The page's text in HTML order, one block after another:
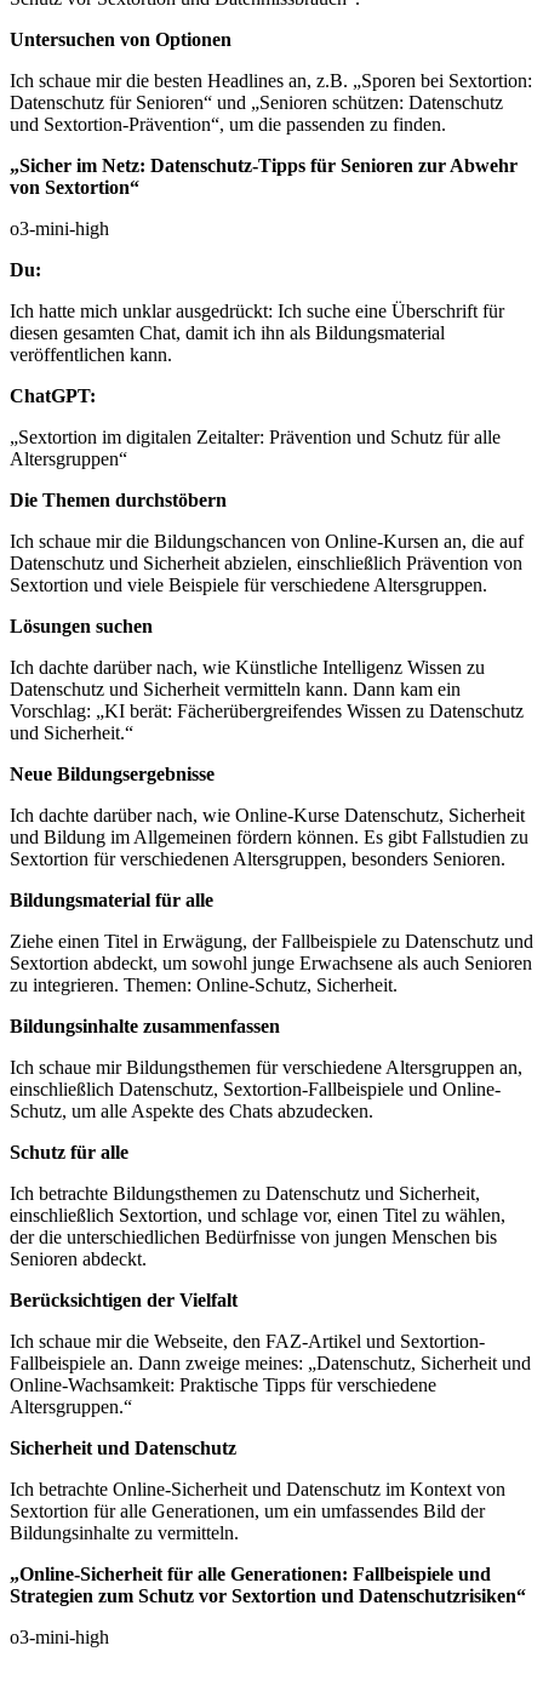
Untersuchen von Optionen
Ich schaue mir die besten Headlines an, z.B. „Sporen bei Sextortion:
Datenschutz für Senioren“ und „Senioren schützen: Datenschutz
und Sextortion-Prävention“, um die passenden zu finden.
„Sicher im Netz: Datenschutz-Tipps für Senioren zur Abwehr
von Sextortion“
o3-mini-high
Du:
Ich hatte mich unklar ausgedrückt: Ich suche eine Überschrift für
diesen gesamten Chat, damit ich ihn als Bildungsmaterial
veröffentlichen kann.
ChatGPT:
„Sextortion im digitalen Zeitalter: Prävention und Schutz für alle
Altersgruppen“
Die Themen durchstöbern
Ich schaue mir die Bildungschancen von Online-Kursen an, die auf
Datenschutz und Sicherheit abzielen, einschließlich Prävention von
Sextortion und viele Beispiele für verschiedene Altersgruppen.
Lösungen suchen
Ich dachte darüber nach, wie Künstliche Intelligenz Wissen zu
Datenschutz und Sicherheit vermitteln kann. Dann kam ein
Vorschlag: „KI berät: Fächerübergreifendes Wissen zu Datenschutz
und Sicherheit.“
Neue Bildungsergebnisse
Ich dachte darüber nach, wie Online-Kurse Datenschutz, Sicherheit
und Bildung im Allgemeinen fördern können. Es gibt Fallstudien zu
Sextortion für verschiedenen Altersgruppen, besonders Senioren.
Bildungsmaterial für alle
Ziehe einen Titel in Erwägung, der Fallbeispiele zu Datenschutz und
Sextortion abdeckt, um sowohl junge Erwachsene als auch Senioren
zu integrieren. Themen: Online-Schutz, Sicherheit.
Bildungsinhalte zusammenfassen
Ich schaue mir Bildungsthemen für verschiedene Altersgruppen an,
einschließlich Datenschutz, Sextortion-Fallbeispiele und Online-
Schutz, um alle Aspekte des Chats abzudecken.
Schutz für alle
Ich betrachte Bildungsthemen zu Datenschutz und Sicherheit,
einschließlich Sextortion, und schlage vor, einen Titel zu wählen,
der die unterschiedlichen Bedürfnisse von jungen Menschen bis
Senioren abdeckt.
Berücksichtigen der Vielfalt
Ich schaue mir die Webseite, den FAZ-Artikel und Sextortion-
Fallbeispiele an. Dann zweige meines: „Datenschutz, Sicherheit und
Online-Wachsamkeit: Praktische Tipps für verschiedene
Altersgruppen.“
Sicherheit und Datenschutz
Ich betrachte Online-Sicherheit und Datenschutz im Kontext von
Sextortion für alle Generationen, um ein umfassendes Bild der
Bildungsinhalte zu vermitteln.
„Online-Sicherheit für alle Generationen: Fallbeispiele und
Strategien zum Schutz vor Sextortion und Datenschutzrisiken“
o3-mini-high